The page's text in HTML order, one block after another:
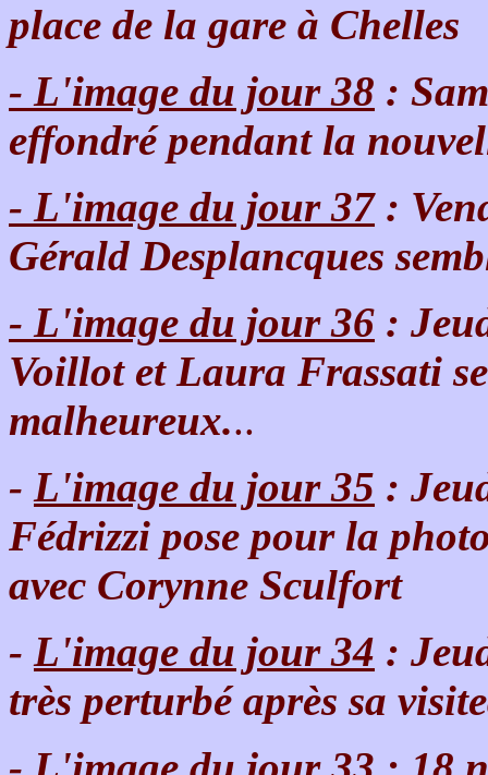
place de la gare à Chelles
- L'image du jour 38 :
effondré pendant la
- L'image du jour 37:
Gérald Desplancques
- L'image du jour 36 :
Voillot et Laura Frassati
malheureux...
- L'image du jour 35 :
Fédrizzi pose pour la
avec Corynne Sculfort
- L'image du jour 34 :
très perturbé après sa